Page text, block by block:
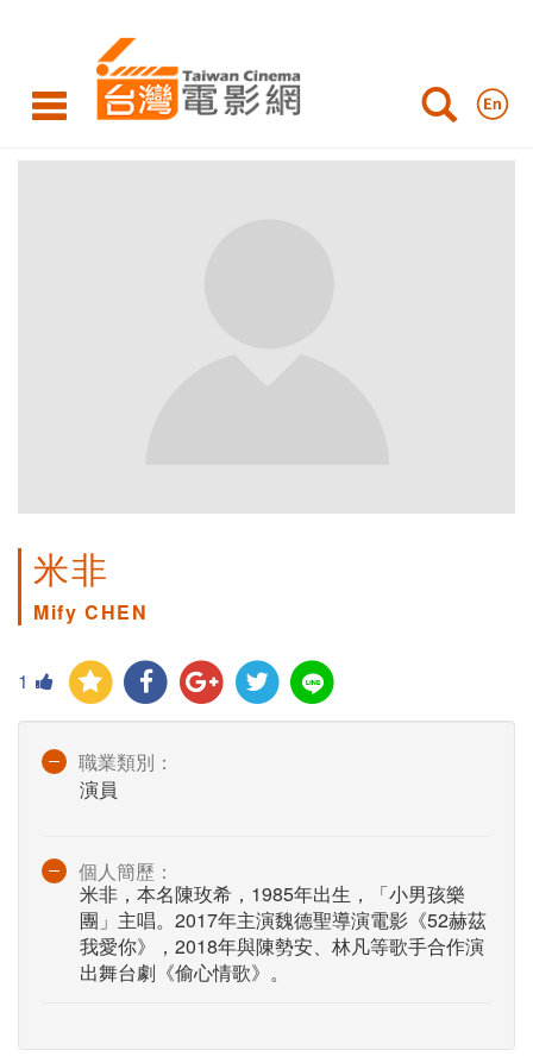
米非
Mify CHEN
1
職業類別：
演員
個人簡歷：
米非，本名陳玫希，1985年出生，「小男孩樂
團」主唱。2017年主演魏德聖導演電影《52赫茲
我愛你》，2018年與陳勢安、林凡等歌手合作演
出舞台劇《偷心情歌》。